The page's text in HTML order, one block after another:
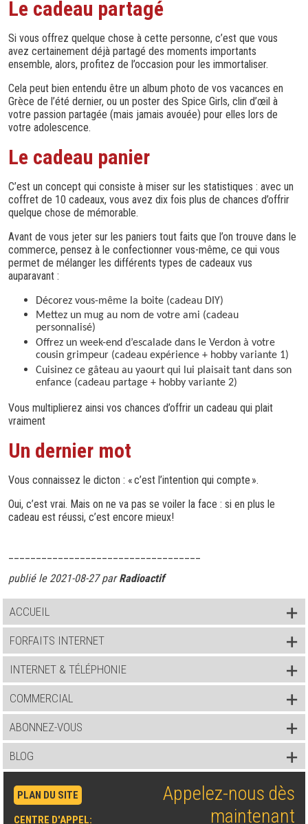
Le cadeau partagé
Si vous offrez quelque chose à cette personne, c’est que vous
avez certainement déjà partagé des moments importants
ensemble, alors, profitez de l’occasion pour les immortaliser.
Cela peut bien entendu être un album photo de vos vacances en
Grèce de l’été dernier, ou un poster des Spice Girls, clin d’œil à
votre passion partagée (mais jamais avouée) pour elles lors de
votre adolescence.
Le cadeau panier
C’est un concept qui consiste à miser sur les statistiques : avec un
coffret de 10 cadeaux, vous avez dix fois plus de chances d’offrir
quelque chose de mémorable.
Avant de vous jeter sur les paniers tout faits que l’on trouve dans le
commerce, pensez à le confectionner vous-même, ce qui vous
permet de mélanger les différents types de cadeaux vus
auparavant :
Décorez vous-même la boite (cadeau DIY)
Mettez un mug au nom de votre ami (cadeau
personnalisé)
Offrez un week-end d’escalade dans le Verdon à votre
cousin grimpeur (cadeau expérience + hobby variante 1)
Cuisinez ce gâteau au yaourt qui lui plaisait tant dans son
enfance (cadeau partage + hobby variante 2)
Vous multiplierez ainsi vos chances d’offrir un cadeau qui plait
vraiment
Un dernier mot
Vous connaissez le dicton : « c’est l’intention qui compte ».
Oui, c’est vrai. Mais on ne va pas se voiler la face : si en plus le
cadeau est réussi, c’est encore mieux!
publié le 2021-08-27 parRadioactif
ACCUEIL
FORFAITS INTERNET
INTERNET & TÉLÉPHONIE
COMMERCIAL
ABONNEZ-VOUS
BLOG
PLAN DU SITE
CENTRE D'APPEL:
Appelez-nous dès
maintenant